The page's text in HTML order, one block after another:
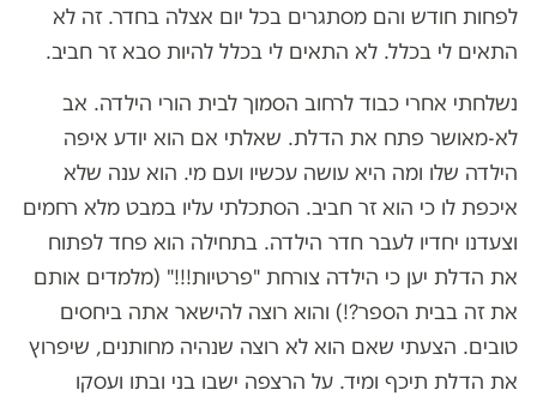
לפחות חודש והם מסתגרים בכל יום אצלה בחדר. זה לא
התאים לי בכלל. לא התאים לי בכלל להיות סבא זר חביב.
נשלחתי אחרי כבוד לרחוב הסמוך לבית הורי הילדה. אב
לא-מאושר פתח את הדלת. שאלתי אם הוא יודע איפה
הילדה שלו ומה היא עושה עכשיו ועם מי. הוא ענה שלא
איכפת לו כי הוא זר חביב. הסתכלתי עליו במבט מלא רחמים
וצעדנו יחדיו לעבר חדר הילדה. בתחילה הוא פחד לפתוח
את הדלת יען כי הילדה צורחת "פרטיות!!!" (מלמדים אותם
את זה בבית הספר?!) והוא רוצה להישאר אתה ביחסים
טובים. הצעתי שאם הוא לא רוצה שנהיה מחותנים, שיפרוץ
את הדלת תיכף ומיד. על הרצפה ישבו בני ובתו ועסקו